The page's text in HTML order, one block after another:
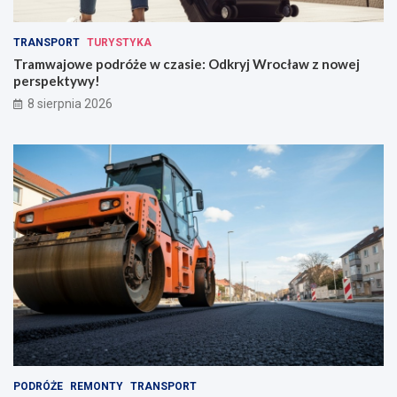
u
z
r
a
d
n
y
m
p
l
e
c
a
k
e
m
o
w
p
e
e
k
t
y
w
y
!
TRANSPORT TURYSTYKA
Tramwajowe podróże w czasie: Odkryj Wrocław z nowej
perspektywy!
8 sierpnia 2026
PODRÓŻE REMONTY TRANSPORT